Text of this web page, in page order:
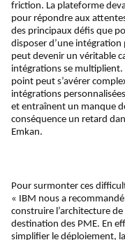
friction. La plateforme
pour répondre aux
des principaux défis que
disposer d’une
peut devenir un véritable
intégrations se
point peut s’avérer
intégrations
et entraînent un manque
conséquence un retard
Emkan.
Pour surmonter ces
« IBM nous a
construire l’architecture
destination des PME. En
simplifier le déploiement,